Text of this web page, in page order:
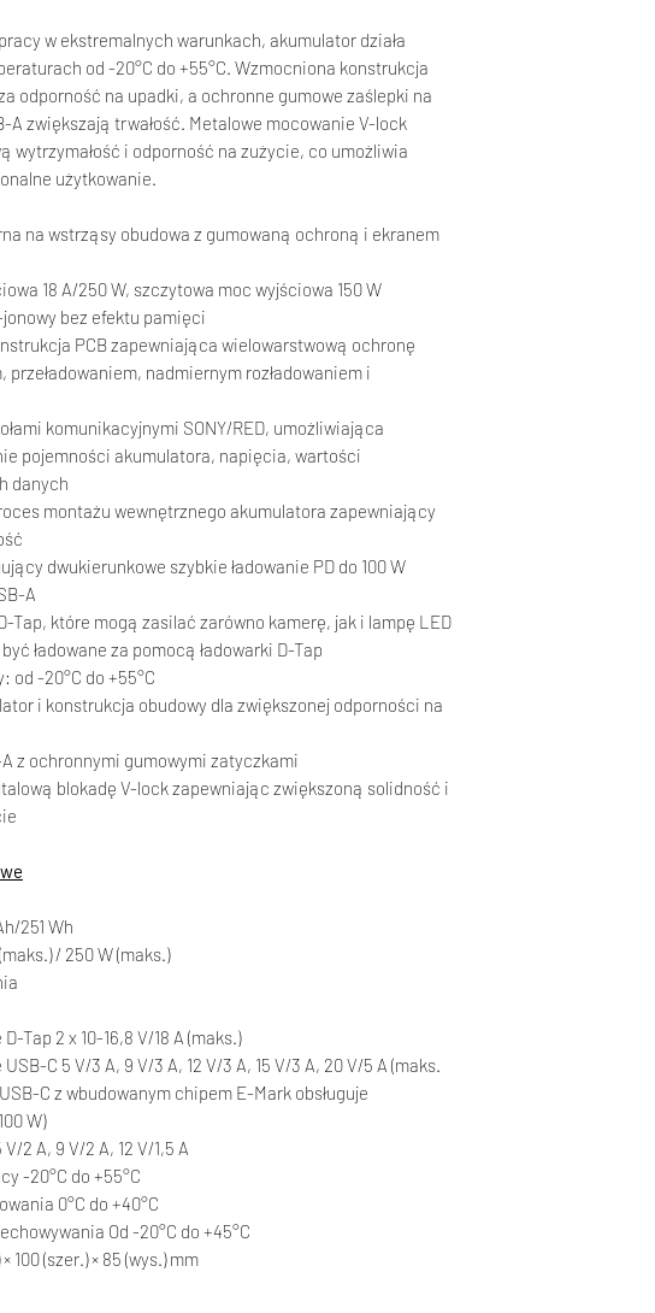
w ekstremalnych warunkach, akumulator działa
od -20°C do +55°C. Wzmocniona konstrukcja
odporność na upadki, a ochronne gumowe zaślepki na
A zwiększają trwałość. Metalowe mocowanie V-lock
wytrzymałość i odporność na zużycie, co umożliwia
użytkowanie.
na wstrząsy obudowa z gumowaną ochroną i ekranem
18 A/250 W, szczytowa moc wyjściowa 150 W
bez efektu pamięci
PCB zapewniająca wielowarstwową ochronę
przeładowaniem, nadmiernym rozładowaniem i
komunikacyjnymi SONY/RED, umożliwiająca
pojemności akumulatora, napięcia, wartości
danych
montażu wewnętrznego akumulatora zapewniający
dwukierunkowe szybkie ładowanie PD do 100 W
A
Tap, które mogą zasilać zarówno kamerę, jak i lampę LED
ładowane za pomocą ładowarki D-Tap
od -20°C do +55°C
i konstrukcja obudowy dla zwiększonej odporności na
A z ochronnymi gumowymi zatyczkami
blokadę V-lock zapewniając zwiększoną solidność i
251 Wh
/ 250 W (maks.)
Tap 2 x 10-16,8 V/18 A (maks.)
C 5 V/3 A, 9 V/3 A, 12 V/3 A, 15 V/3 A, 20 V/5 A (maks.
USB-C z wbudowanym chipem E-Mark obsługuje
W)
2 A, 9 V/2 A, 12 V/1,5 A
-20°C do +55°C
0°C do +40°C
Od -20°C do +45°C
100 (szer.) × 85 (wys.) mm